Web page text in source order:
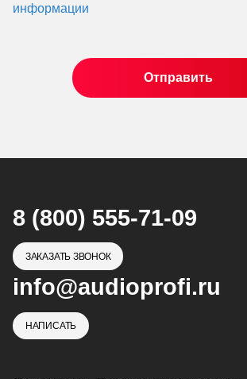
информации
8 (800) 555-71-09
ЗАКАЗАТЬ ЗВОНОК
info@audioprofi.ru
НАПИСАТЬ